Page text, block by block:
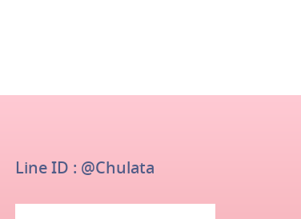
Line ID : @chulata